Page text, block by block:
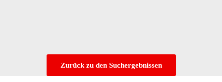
Zurück zu den Suchergebnissen